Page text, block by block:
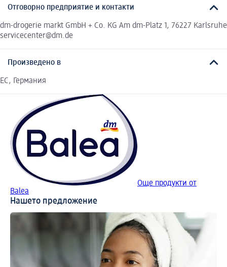
Отговорно предприятие и контакти
dm-drogerie markt GmbH + Co. KG Am dm-Platz 1, 76227 Karlsruhe
servicecenter@dm.de
Произведено в
EC, Германия
Още продукти от
Balea
Нашето предложение